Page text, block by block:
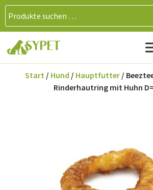
Start / Hund / Hauptfutter /
Rinderhautring mit Huhn